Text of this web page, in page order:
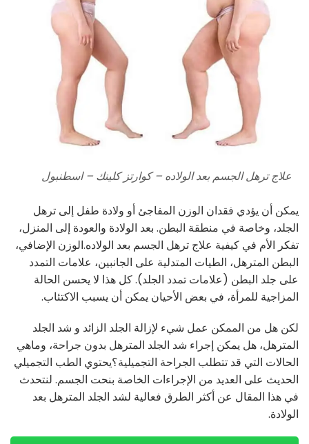
علاج ترهل الجسم بعد الولاده – كوارتز كلينك – اسطنبول
يمكن أن يؤدي فقدان الوزن المفاجئ أو ولادة طفل إلى ترهل
الجلد، وخاصة في منطقة البطن. بعد الولادة والعودة إلى المنزل،
تفكر الأم في كيفية علاج ترهل الجسم بعد الولاده.الوزن الإضافي،
البطن المترهل، الطيات المتدلية على الجانبين، علامات التمدد
على جلد البطن (علامات تمدد الجلد). كل هذا لا يحسن الحالة
المزاجية للمرأة، في بعض الأحيان يمكن أن يسبب الاكتئاب.
لكن هل من الممكن عمل شيء لإزالة الجلد الزائد و شد الجلد
المترهل، هل يمكن إجراء شد الجلد المترهل بدون جراحة، وماهي
الحالات التي قد تتطلب الجراحة التجميلية؟يحتوي الطب التجميلي
الحديث على العديد من الإجراءات الخاصة بنحت الجسم. لنتحدث
في هذا المقال عن أكثر الطرق فعالية لشد الجلد المترهل بعد
الولادة.